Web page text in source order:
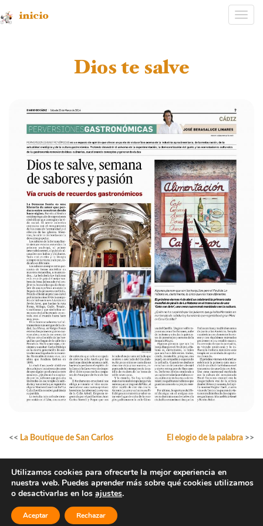
inicio
Dios te salve
<< La Boutique de San Carlos El elogio de la palabra >>
Aviso legal
h k
Utilizamos cookies para ofrecerte la mejor experiencia en
nuestra web. Puedes aprender más sobre qué cookies utilizamos
o desactivarlas en los ajustes.
Aceptar Rechazar